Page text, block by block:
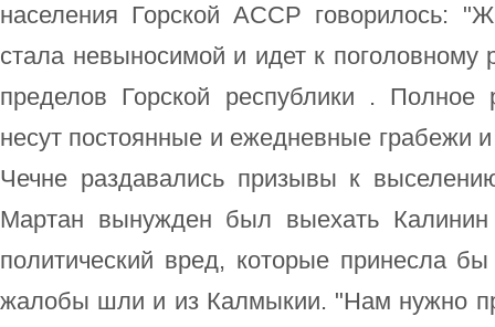
населения Горской АССР говорилось:
стала невыносимой и идет к
пределов Горской республики . Полное
несут постоянные и ежедневные грабежи
Чечне раздавались призывы к
Мартан вынужден был выехать
политический вред, которые принесла
жалобы шли и из Калмыкии. "Нам нужно